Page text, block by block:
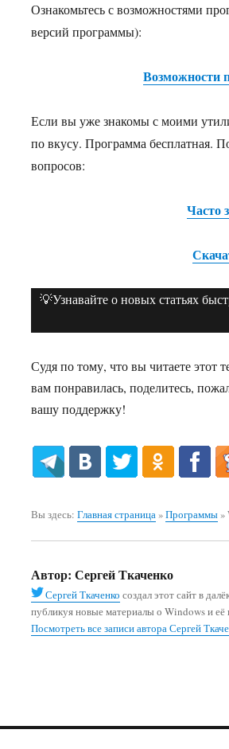
Ознакомьтесь с возможностями
версий программы):
Возможности
Если вы уже знакомы с моими
по вкусу. Программа бесплатная.
вопросов:
Часто
💡Узнавайте о новых статьях
Судя по тому, что вы читаете этот
вам понравилась, поделитесь,
вашу поддержку!
Вы здесь: Главная страница»Программы»
Автор: Сергей Ткаченко
Сергей Ткаченко создал этот сайт в
публикуя новые материалы о Windows и
Посмотреть все записи автора Сергей